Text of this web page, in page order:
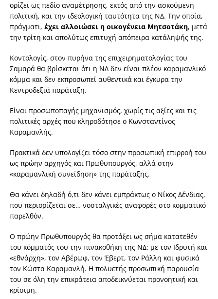
ορίζει ως πεδίο αναμέτρησης, εκτός από την ασκούμενη
πολιτική, και την ιδεολογική ταυτότητα της ΝΔ. Την οποία,
πράγματι, έχει αλλοιώσει η οικογένεια Μητσοτάκη, μετά
την τρίτη και απολύτως επιτυχή απόπειρα κατάληψής της.
Κοντολογίς, στον πυρήνα της επιχειρηματολογίας του
Σαμαρά θα βρίσκεται ότι η ΝΔ δεν είναι πλέον καραμανλικό
κόμμα και δεν εκπροσωπεί αυθεντικά και έγκυρα την
Κεντροδεξιά παράταξη.
Είναι προσωποπαγής μηχανισμός, χωρίς τις αξίες και τις
πολιτικές αρχές που κληροδότησε ο Κωνσταντίνος
Καραμανλής.
Πρακτικά δεν υπολογίζει τόσο στην προσωπική επιρροή του
ως πρώην αρχηγός και Πρωθυπουργός, αλλά στην
«καραμανλική συνείδηση» της παράταξης.
Θα κάνει δηλαδή ό,τι δεν κάνει εμπράκτως ο Νίκος Δένδιας,
που περιορίζεται σε… νοσταλγικές αναφορές στο κομματικό
παρελθόν.
Ο πρώην Πρωθυπουργός θα προτάξει ως σήμα κατατεθέν
του κόμματός του την πινακοθήκη της ΝΔ: με τον Ιδρυτή και
«εθνάρχη», τον Αβέρωφ, τον Έβερτ, τον Ράλλη και φυσικά
τον Κώστα Καραμανλή. Η πολυετής προσωπική παρουσία
του σε όλη την επικράτεια αποδεικνύεται προνοητική και
κρίσιμη.